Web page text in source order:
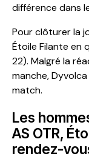
différence dans
Pour clôturer la
Étoile Filante en
22). Malgré la
manche,
match.
Les
AS OTR,
rendez-